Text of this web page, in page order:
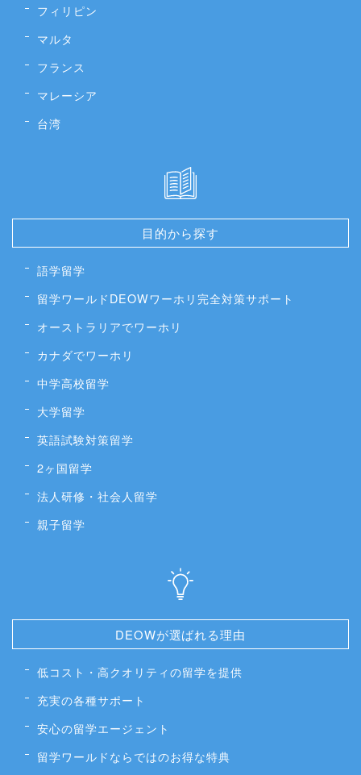
フィリピン
マルタ
フランス
マレーシア
台湾
目的から探す
語学留学
留学ワールドDEOWワーホリ完全対策サポート
オーストラリアでワーホリ
カナダでワーホリ
中学高校留学
大学留学
英語試験対策留学
2ヶ国留学
法人研修・社会人留学
親子留学
DEOWが選ばれる理由
低コスト・高クオリティの留学を提供
充実の各種サポート
安心の留学エージェント
留学ワールドならではのお得な特典